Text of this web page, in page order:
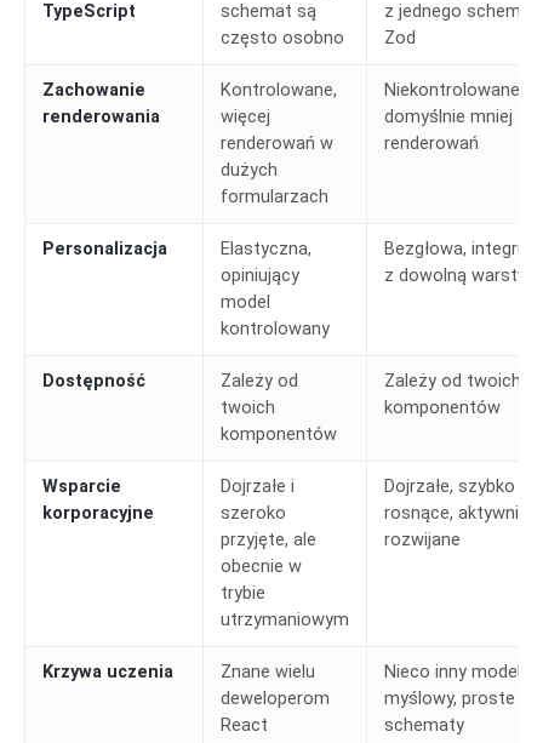
TypeScript
schemat są
często osobno
z jednego
Zod
Zachowanie
renderowania
Kontrolowane,
więcej
renderowań w
dużych
formularzach
Niekontrolowane,
domyślnie mniej
renderowań
Personalizacja
Elastyczna,
opiniujący
model
kontrolowany
Bezgłowa,
z dowolną
Dostępność
Zależy od
twoich
komponentów
Zależy od twoich
komponentów
Wsparcie
korporacyjne
Dojrzałe i
szeroko
przyjęte, ale
obecnie w
trybie
utrzymaniowym
Dojrzałe, szybko
rosnące, aktywnie
rozwijane
Krzywa uczenia
Znane wielu
deweloperom
React
Nieco inny model
myślowy, proste
schematy